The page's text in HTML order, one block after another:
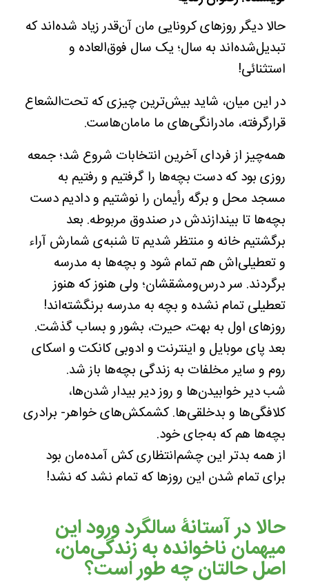
حالا دیگر روزهای کرونایی مان آن‌قدر زیاد شده‌اند که
تبدیل‌شده‌اند به سال؛ یک سال فوق‌العاده و
استثنائی!
در این میان، شاید بیش‌ترین چیزی که تحت‌الشعاع
قرارگرفته، مادرانگی‌های ما مامان‌هاست.
همه‌چیز از فردای آخرین انتخابات شروع شد؛ جمعه
روزی بود که دست بچه‌ها را گرفتیم و رفتیم به
مسجد محل و برگه رأیمان را نوشتیم و دادیم دست
بچه‌ها تا بیندازندش در صندوق مربوطه. بعد
برگشتیم خانه و منتظر شدیم تا شنبه‌ی شمارش آراء
و تعطیلی‌اش هم تمام شود و بچه‌ها به مدرسه
برگردند. سر درس‌ومشقشان؛ ولی هنوز که هنوز
تعطیلی تمام نشده و بچه به مدرسه برنگشته‌اند!
روزهای اول به بهت، حیرت، بشور و بساب گذشت.
بعد پای موبایل و اینترنت و ادوبی کانکت و اسکای
روم و سایر مخلفات به زندگی بچه‌ها باز شد.
شب دیر خوابیدن‌ها و روز دیر بیدار شدن‌ها،
کلافگی‌ها و بدخلقی‌ها. کشمکش‌های خواهر- برادری
بچه‌ها هم که به‌جای خود.
از همه بدتر این چشم‌انتظاری کش آمده‌مان بود
برای تمام شدن این روزها که تمام نشد که نشد!
حالا در آستانۀ سالگرد ورود این
میهمان ناخوانده به زندگی‌مان،
اصل حالتان چه طور است؟